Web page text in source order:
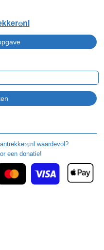
🙂nl
🙂nl waardevol?
een donatie!